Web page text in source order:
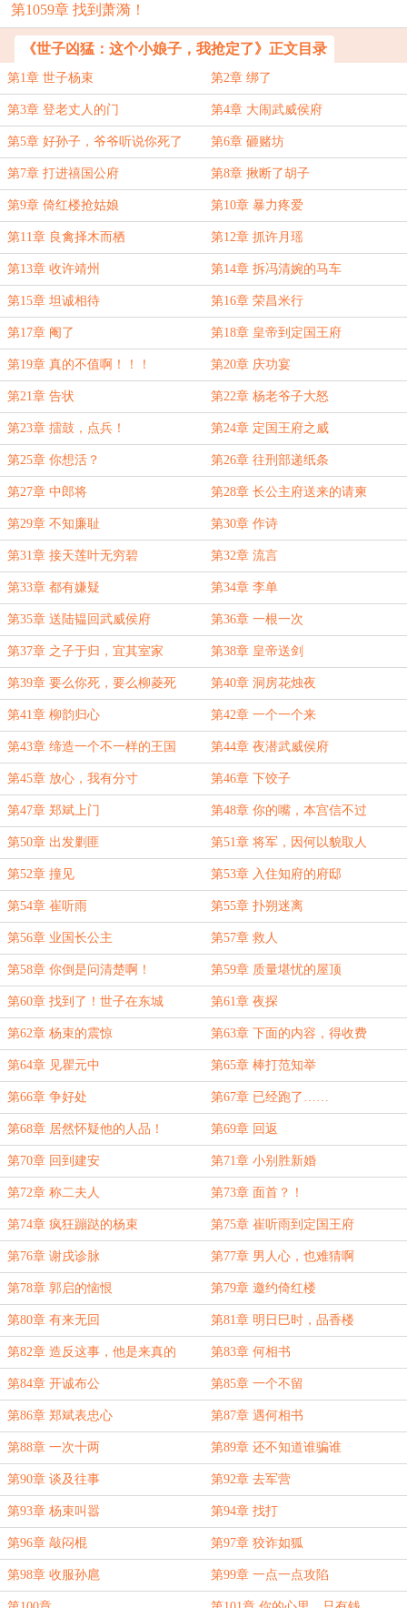
第1059章 找到萧漪！
《世子凶猛：这个小娘子，我抢定了》正文目录
第1章 世子杨束 第2章 绑了
第3章 登老丈人的门 第4章 大闹武威侯府
第5章 好孙子，爷爷听说你死了 第6章 砸赌坊
第7章 打进禧国公府 第8章 揪断了胡子
第9章 倚红楼抢姑娘 第10章 暴力疼爱
第11章 良禽择木而栖 第12章 抓许月瑶
第13章 收许靖州 第14章 拆冯清婉的马车
第15章 坦诚相待 第16章 荣昌米行
第17章 阉了 第18章 皇帝到定国王府
第19章 真的不值啊！！！ 第20章 庆功宴
第21章 告状 第22章 杨老爷子大怒
第23章 擂鼓，点兵！ 第24章 定国王府之威
第25章 你想活？ 第26章 往刑部递纸条
第27章 中郎将 第28章 长公主府送来的请柬
第29章 不知廉耻 第30章 作诗
第31章 接天莲叶无穷碧 第32章 流言
第33章 都有嫌疑 第34章 李单
第35章 送陆韫回武威侯府 第36章 一根一次
第37章 之子于归，宜其室家 第38章 皇帝送剑
第39章 要么你死，要么柳菱死 第40章 洞房花烛夜
第41章 柳韵归心 第42章 一个一个来
第43章 缔造一个不一样的王国 第44章 夜潜武威侯府
第45章 放心，我有分寸 第46章 下饺子
第47章 郑斌上门 第48章 你的嘴，本宫信不过
第50章 出发剿匪 第51章 将军，因何以貌取人
第52章 撞见 第53章 入住知府的府邸
第54章 崔听雨 第55章 扑朔迷离
第56章 业国长公主 第57章 救人
第58章 你倒是问清楚啊！ 第59章 质量堪忧的屋顶
第60章 找到了！世子在东城
门！！！
第61章 夜探
第62章 杨束的震惊 第63章 下面的内容，得收费
第64章 见瞿元中 第65章 棒打范知举
第66章 争好处 第67章 已经跑了……
第68章 居然怀疑他的人品！ 第69章 回返
第70章 回到建安 第71章 小别胜新婚
第72章 称二夫人 第73章 面首？！
第74章 疯狂蹦跶的杨束 第75章 崔听雨到定国王府
第76章 谢戌诊脉 第77章 男人心，也难猜啊
第78章 郭启的恼恨 第79章 邀约倚红楼
第80章 有来无回 第81章 明日巳时，品香楼
第82章 造反这事，他是来真的 第83章 何相书
第84章 开诚布公 第85章 一个不留
第86章 郑斌表忠心 第87章 遇何相书
第88章 一次十两 第89章 还不知道谁骗谁
第90章 谈及往事 第92章 去军营
第93章 杨束叫嚣 第94章 找打
第96章 敲闷棍 第97章 狡诈如狐
第98章 收服孙扈 第99章 一点一点攻陷